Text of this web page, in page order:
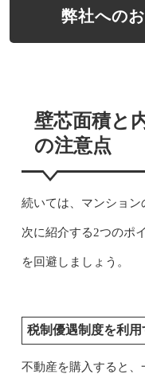
弊社への
壁芯面積と
の注意点
続いては、マンション
次に紹介する2つのポ
を回避しましょう。
税制優遇制度を利
不動産を購入すると、